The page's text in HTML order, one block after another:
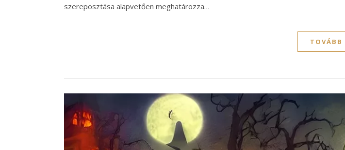
szereposztása alapvetően meghatározza…
TOVÁBB